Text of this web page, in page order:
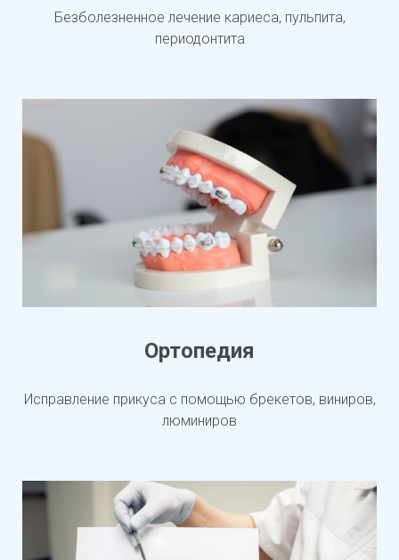
Безболезненное лечение кариеса, пульпита,
периодонтита
Ортопедия
Исправление прикуса с помощью брекетов, виниров,
люминиров